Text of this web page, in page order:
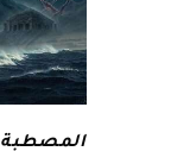
المصطبة